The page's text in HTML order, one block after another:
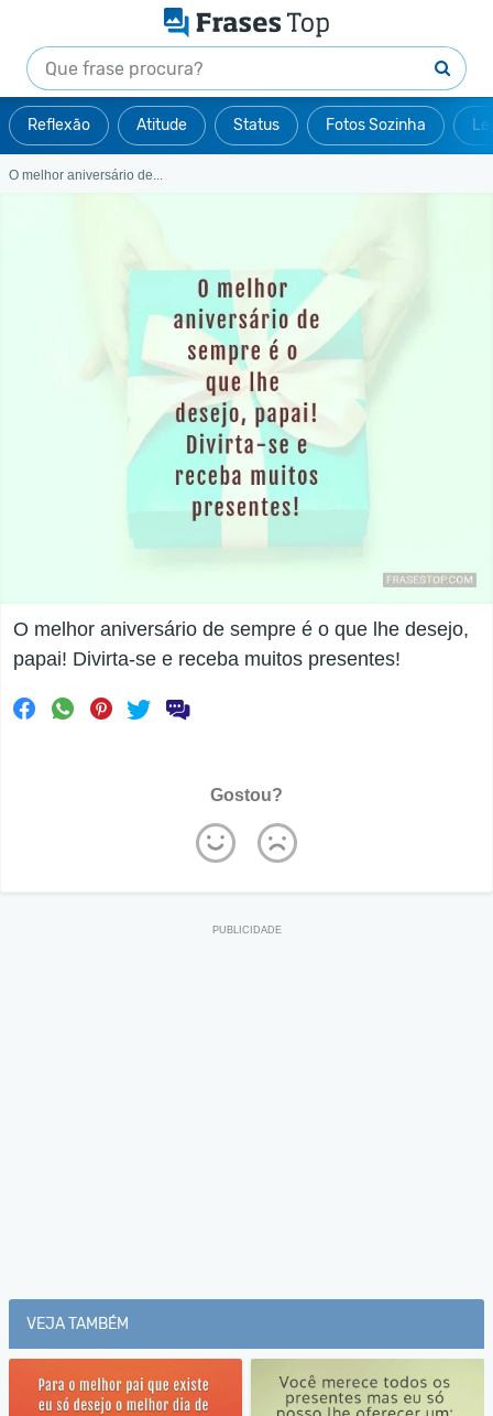
Reflexão Atitude Status Fotos Sozinha
O melhor aniversário de...
O melhor aniversário de sempre é o que lhe desejo,
papai! Divirta-se e receba muitos presentes!
Gostou?
VEJA TAMBÉM